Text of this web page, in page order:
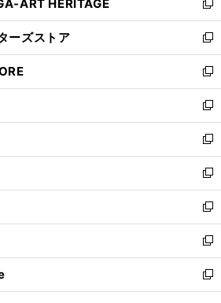
く
で
開
く
い
ウ
ィ
ン
ド
ウ
で
開
く
ART HERITAGE
新
し
い
ウ
ィ
ン
ド
ウ
で
開
く
ーズストア
新
し
い
ウ
ィ
ン
ド
ウ
で
開
く
新
し
い
ウ
ィ
ン
ド
ウ
で
開
く
新
し
い
ウ
ィ
ン
ド
ウ
で
開
く
新
し
い
ウ
ィ
ン
ド
ウ
で
開
新
し
い
ウ
ィ
ン
ド
ウ
新
し
い
ウ
ィ
ン
新
し
い
ウ
新
し